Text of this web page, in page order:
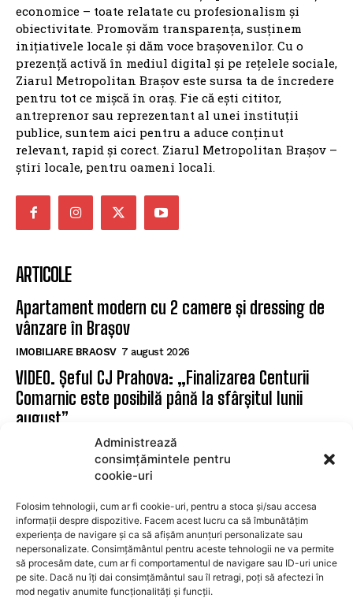
Administrează
consimțămintele pentru
cookie-uri
Folosim tehnologii, cum ar fi cookie-uri, pentru a stoca și/sau accesa
informații despre dispozitive. Facem acest lucru ca să îmbunătățim
experiența de navigare și ca să afișăm anunțuri personalizate sau
nepersonalizate. Consimțământul pentru aceste tehnologii ne va permite
să procesăm date, cum ar fi comportamentul de navigare sau ID-uri unice
pe site. Dacă nu îți dai consimțământul sau îl retragi, poți să afectezi în
mod negativ anumite funcționalități și funcții.
DESPRE NOI
Ziarul Metropolitan Brașov – Informația care
contează, din inima orașului Ziarul Metropolitan
Brașov este o publicație locală online dedicată
comunității din Brașov și împrejurimi. Aici găsești
cele mai noi știri locale, reportaje, interviuri,
evenimente culturale, informații politice, sociale și
economice – toate relatate cu profesionalism și
obiectivitate. Promovăm transparența, susținem
inițiativele locale și dăm voce brașovenilor. Cu o
Ziarul Metropolitan Brașov este sursa ta de încredere
pentru tot ce mișcă în oraș. Fie că ești cititor,
antreprenor sau reprezentant al unei instituții
publice, suntem aici pentru a aduce conținut
relevant, rapid și corect. Ziarul Metropolitan Brașov –
știri locale, pentru oameni locali.
vânzare în Brașov
IMOBILIARE BRAOSV 7 august 2026
VIDEO. Șeful CJ Prahova: „Finalizarea Centurii
Comarnic este posibilă până la sfârșitul lunii
august”